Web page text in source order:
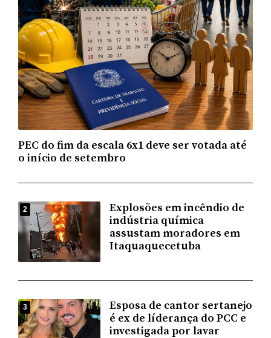
PEC do fim da escala 6x1 deve ser votada até
o início de setembro
2
Explosões em incêndio de
indústria química
assustam moradores em
Itaquaquecetuba
3
Esposa de cantor sertanejo
é ex de líderança do PCC e
investigada por lavar